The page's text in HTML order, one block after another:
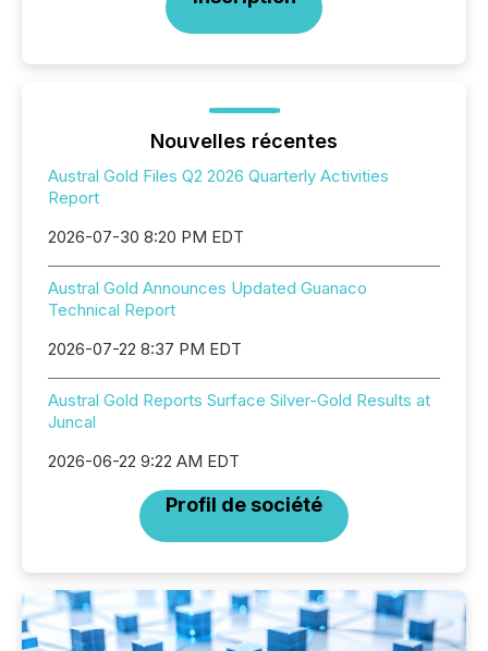
Nouvelles récentes
Austral Gold Files Q2 2026 Quarterly Activities
Report
2026-07-30 8:20 PM EDT
Austral Gold Announces Updated Guanaco
Technical Report
2026-07-22 8:37 PM EDT
Austral Gold Reports Surface Silver-Gold Results at
Juncal
2026-06-22 9:22 AM EDT
Profil de société